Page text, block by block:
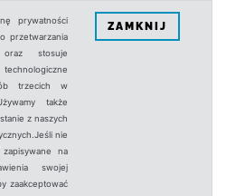
prywatności
przetwarzania
stosuje
trzecich w
także
z naszych
nie
na
swojej
zaakceptować
ZAMKNIJ